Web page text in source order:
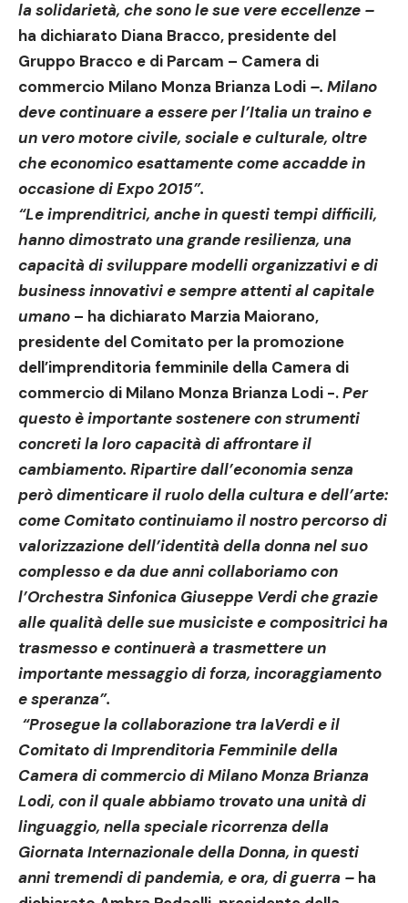
la solidarietà, che sono le sue vere eccellenze –
ha dichiarato Diana Bracco, presidente del
Gruppo Bracco e di Parcam – Camera di
commercio Milano Monza Brianza Lodi –. Milano
deve continuare a essere per l’Italia un traino e
un vero motore civile, sociale e culturale, oltre
che economico esattamente come accadde in
occasione di Expo 2015”.
“Le imprenditrici, anche in questi tempi difficili,
hanno dimostrato una grande resilienza, una
capacità di sviluppare modelli organizzativi e di
business innovativi e sempre attenti al capitale
umano – ha dichiarato Marzia Maiorano,
presidente del Comitato per la promozione
dell’imprenditoria femminile della Camera di
commercio di Milano Monza Brianza Lodi -.Per
questo è importante sostenere con strumenti
concreti la loro capacità di affrontare il
cambiamento. Ripartire dall’economia senza
però dimenticare il ruolo della cultura e dell’arte:
come Comitato continuiamo il nostro percorso di
valorizzazione dell’identità della donna nel suo
complesso e da due anni collaboriamo con
l’Orchestra Sinfonica Giuseppe Verdi che grazie
alle qualità delle sue musiciste e compositrici ha
trasmesso e continuerà a trasmettere un
importante messaggio di forza, incoraggiamento
e speranza”.
“Prosegue la collaborazione tra laVerdi e il
Comitato di Imprenditoria Femminile della
Camera di commercio di Milano Monza Brianza
Lodi, con il quale abbiamo trovato una unità di
linguaggio, nella speciale ricorrenza della
Giornata Internazionale della Donna, in questi
anni tremendi di pandemia, e ora, di guerra – ha